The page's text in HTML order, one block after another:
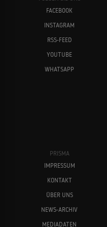
FACEBOOK
INSTAGRAM
RSS-FEED
YOUTUBE
WHATSAPP
PRISMA
IMPRESSUM
KONTAKT
ÜBER UNS
NEWS-ARCHIV
MEDIADATEN